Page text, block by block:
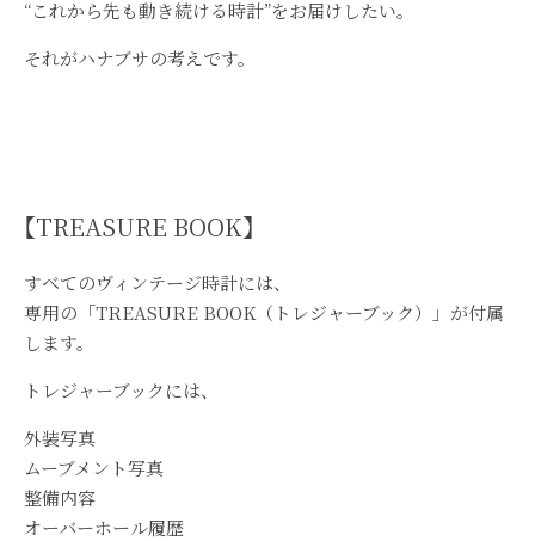
“これから先も動き続ける時計”をお届けしたい。
それがハナブサの考えです。
【TREASURE BOOK】
すべてのヴィンテージ時計には、
専用の「TREASURE BOOK（トレジャーブック）」が付属
します。
トレジャーブックには、
外装写真
ムーブメント写真
整備内容
オーバーホール履歴